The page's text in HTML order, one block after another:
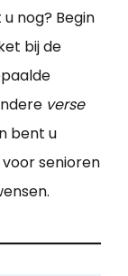
nog? Begin
bij de
verse
bent u
senioren